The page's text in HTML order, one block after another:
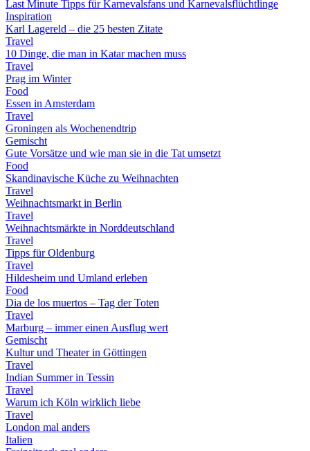
Last Minute Tipps für Karnevalsfans und Karnevalsflüchtlinge
Inspiration
Karl Lagereld – die 25 besten Zitate
Travel
10 Dinge, die man in Katar machen muss
Travel
Prag im Winter
Food
Essen in Amsterdam
Travel
Groningen als Wochenendtrip
Gemischt
Gute Vorsätze und wie man sie in die Tat umsetzt
Food
Skandinavische Küche zu Weihnachten
Travel
Weihnachtsmarkt in Berlin
Travel
Weihnachtsmärkte in Norddeutschland
Travel
Tipps für Oldenburg
Travel
Hildesheim und Umland erleben
Food
Dia de los muertos – Tag der Toten
Travel
Marburg – immer einen Ausflug wert
Gemischt
Kultur und Theater in Göttingen
Travel
Indian Summer in Tessin
Travel
Warum ich Köln wirklich liebe
Travel
London mal anders
Italien